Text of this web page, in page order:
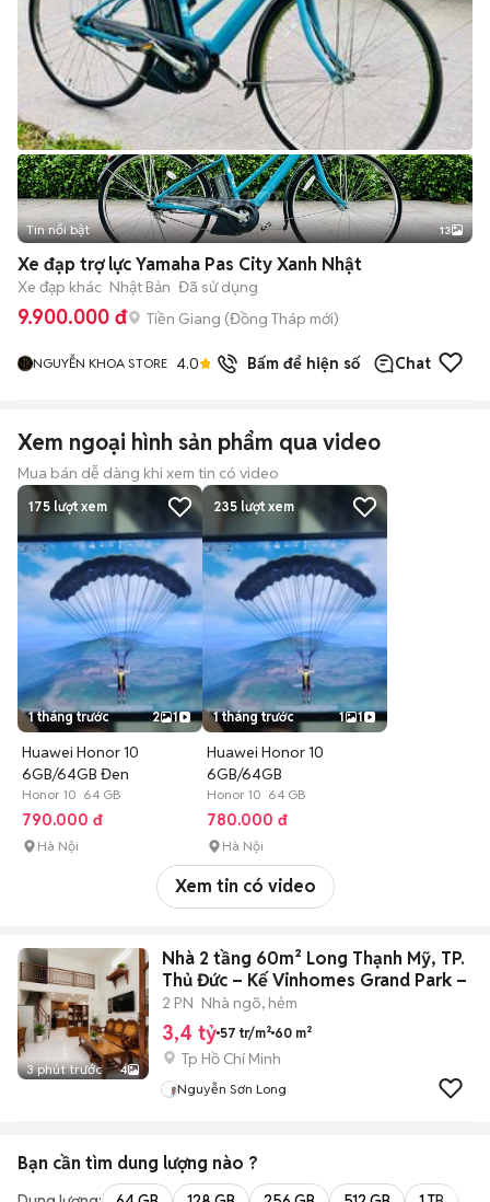
+2
Tin nổi bật 13
Xe đạp trợ lực Yamaha Pas City Xanh Nhật
Xe đạp khác Nhật Bản Đã sử dụng
9.900.000 đ Tiền Giang (Đồng Tháp mới)
NGUYỄN KHOA STORE 4.0 29đã bán
Bấm để hiện số Chat
Xem ngoại hình sản phẩm qua video
Mua bán dễ dàng khi xem tin có video
175 lượt xem
1 tháng trước 2 1
Huawei Honor 10
6GB/64GB Đen
Honor 10 64 GB
790.000 đ
Hà Nội
235 lượt xem
1 tháng trước 1 1
Huawei Honor 10
6GB/64GB
Honor 10 64 GB
780.000 đ
Hà Nội
Xem tin có video
3 phút trước 4
Nhà 2 tầng 60m² Long Thạnh Mỹ, TP.
Thủ Đức – Kế Vinhomes Grand Park –
2 PN Nhà ngõ, hẻm
3,4 tỷ 57 tr/m² 60 m²
Tp Hồ Chí Minh
Nguyễn Sơn Long
Bạn cần tìm dung lượng nào ?